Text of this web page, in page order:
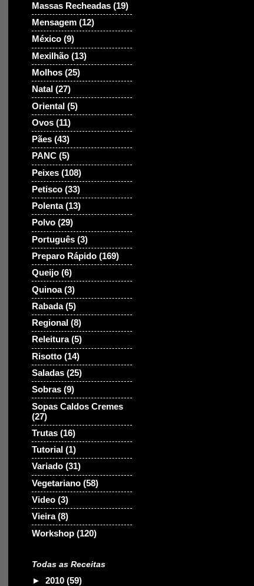
Massas Recheadas (19)
Mensagem (12)
México (9)
Mexilhão (13)
Molhos (25)
Natal (27)
Oriental (5)
Ovos (11)
Pães (43)
PANC (5)
Peixes (108)
Petisco (33)
Polenta (13)
Polvo (29)
Português (3)
Preparo Rápido (169)
Queijo (6)
Quinoa (3)
Rabada (5)
Regional (8)
Releitura (5)
Risotto (14)
Saladas (25)
Sobras (9)
Sopas Caldos Cremes
(27)
Trutas (16)
Tutorial (1)
Variado (31)
Vegetariano (58)
Video (3)
Vieira (8)
Workshop (120)
Todas as Receitas
► 2010 (59)